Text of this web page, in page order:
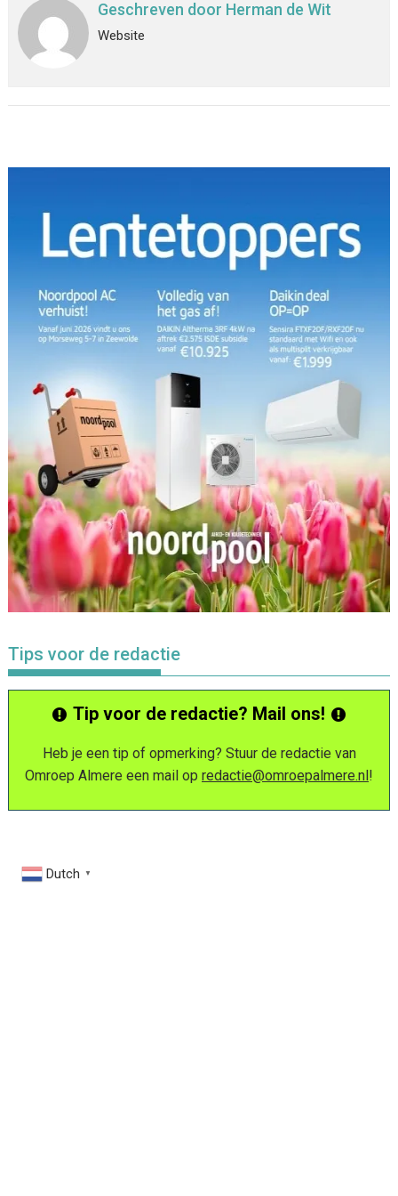
Geschreven door Herman de Wit
Website
Tips voor de redactie
Tip voor de redactie? Mail ons!
Heb je een tip of opmerking? Stuur de redactie van
Omroep Almere een mail op redactie@omroepalmere.nl!
Dutch ▼